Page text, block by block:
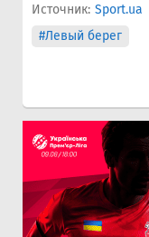
Источник: Sport.ua
#Левый берег